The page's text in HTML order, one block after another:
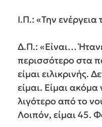
Ι.Π.: «Την
Δ.Π.: «Είναι…
περισσότερο στα
είμαι ειλικρινής.
είμαι. Είμαι ακόμα
λιγότερο από το
Λοιπόν, είμαι 45.